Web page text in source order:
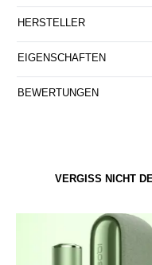
HERSTELLER
EIGENSCHAFTEN
BEWERTUNGEN
VERGISS NICHT